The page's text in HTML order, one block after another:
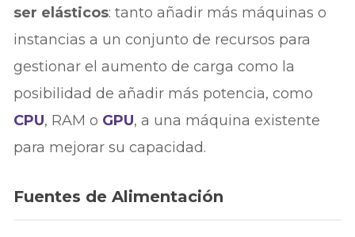
ser elásticos: tanto añadir más máquinas o
instancias a un conjunto de recursos para
gestionar el aumento de carga como la
posibilidad de añadir más potencia, como
CPU, RAM o GPU, a una máquina existente
para mejorar su capacidad.
Fuentes de Alimentación